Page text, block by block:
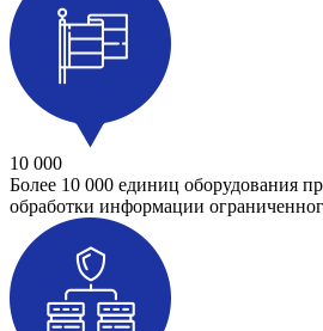
10 000
Более 10 000 единиц оборудования
обработки информации